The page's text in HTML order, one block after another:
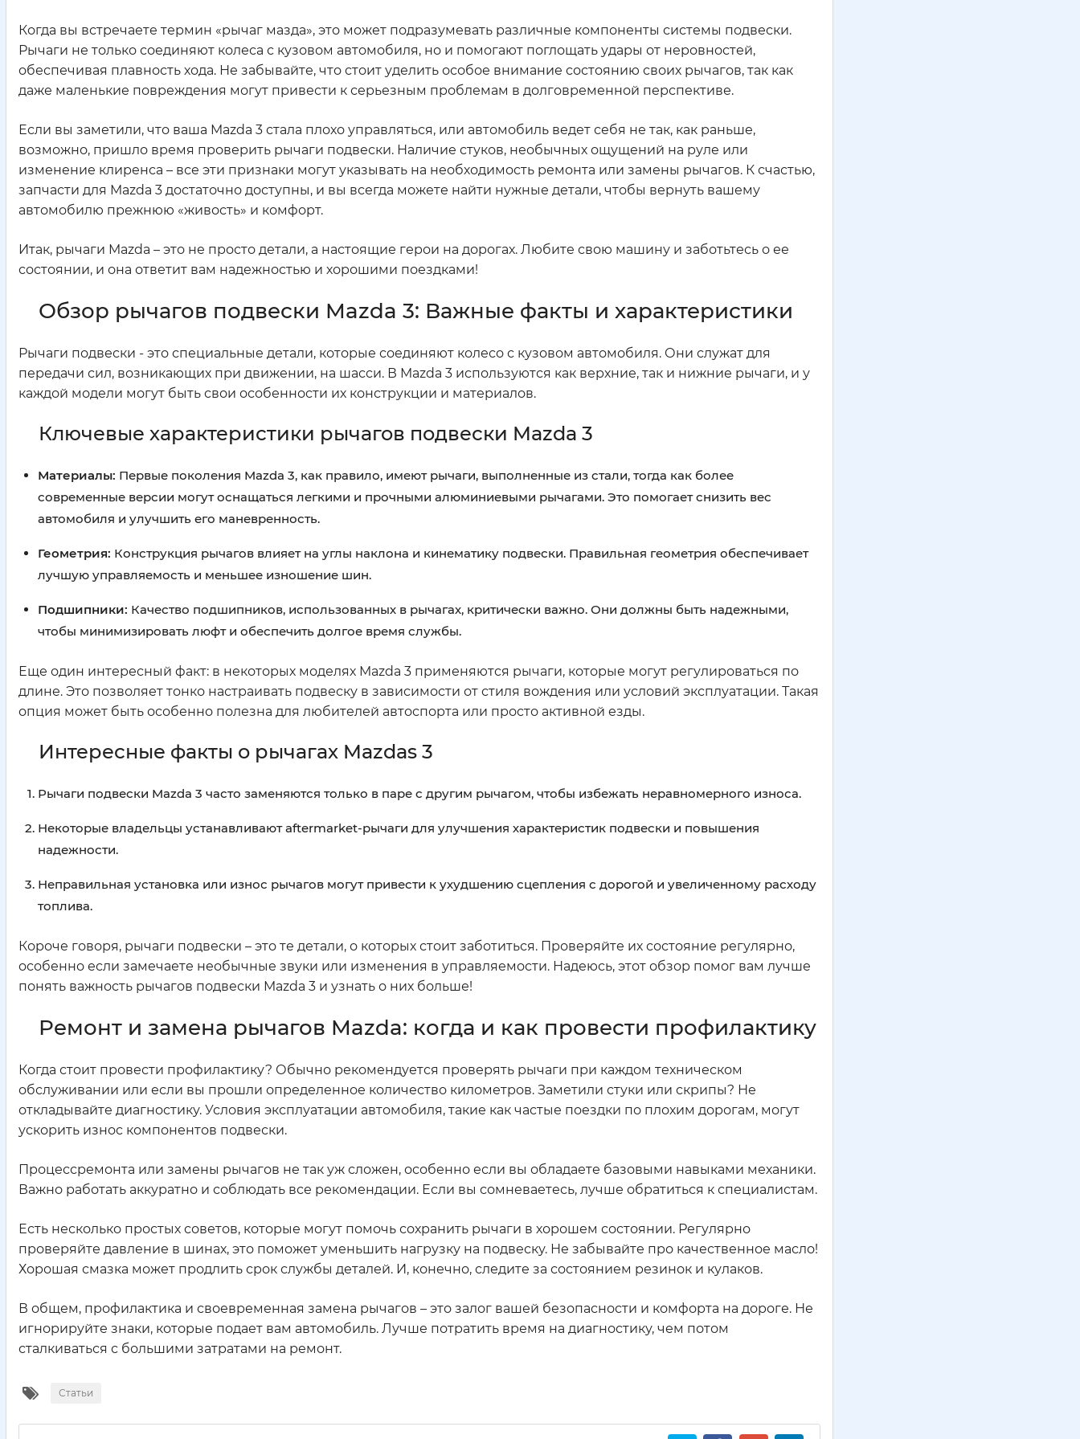
Когда вы встречаете термин «рычаг мазда», это может подразумевать различные компоненты системы подвески.
Рычаги не только соединяют колеса с кузовом автомобиля, но и помогают поглощать удары от неровностей,
обеспечивая плавность хода. Не забывайте, что стоит уделить особое внимание состоянию своих рычагов, так как
даже маленькие повреждения могут привести к серьезным проблемам в долговременной перспективе.
Если вы заметили, что ваша Mazda 3 стала плохо управляться, или автомобиль ведет себя не так, как раньше,
возможно, пришло время проверить рычаги подвески. Наличие стуков, необычных ощущений на руле или
изменение клиренса – все эти признаки могут указывать на необходимость ремонта или замены рычагов. К счастью,
запчасти для Mazda 3 достаточно доступны, и вы всегда можете найти нужные детали, чтобы вернуть вашему
автомобилю прежнюю «живость» и комфорт.
Итак, рычаги Mazda – это не просто детали, а настоящие герои на дорогах. Любите свою машину и заботьтесь о ее
состоянии, и она ответит вам надежностью и хорошими поездками!
Обзор рычагов подвески Mazda 3: Важные факты и характеристики
Рычаги подвески - это специальные детали, которые соединяют колесо с кузовом автомобиля. Они служат для
передачи сил, возникающих при движении, на шасси. В Mazda 3 используются как верхние, так и нижние рычаги, и у
каждой модели могут быть свои особенности их конструкции и материалов.
Ключевые характеристики рычагов подвески Mazda 3
Материалы: Первые поколения Mazda 3, как правило, имеют рычаги, выполненные из стали, тогда как более
современные версии могут оснащаться легкими и прочными алюминиевыми рычагами. Это помогает снизить вес
автомобиля и улучшить его маневренность.
Геометрия: Конструкция рычагов влияет на углы наклона и кинематику подвески. Правильная геометрия обеспечивает
лучшую управляемость и меньшее изношение шин.
Подшипники: Качество подшипников, использованных в рычагах, критически важно. Они должны быть надежными,
чтобы минимизировать люфт и обеспечить долгое время службы.
Еще один интересный факт: в некоторых моделях Mazda 3 применяются рычаги, которые могут регулироваться по
длине. Это позволяет тонко настраивать подвеску в зависимости от стиля вождения или условий эксплуатации. Такая
опция может быть особенно полезна для любителей автоспорта или просто активной езды.
Интересные факты о рычагах Mazdas 3
Рычаги подвески Mazda 3 часто заменяются только в паре с другим рычагом, чтобы избежать неравномерного износа.
Некоторые владельцы устанавливают aftermarket-рычаги для улучшения характеристик подвески и повышения
надежности.
Неправильная установка или износ рычагов могут привести к ухудшению сцепления с дорогой и увеличенному расходу
топлива.
Короче говоря, рычаги подвески – это те детали, о которых стоит заботиться. Проверяйте их состояние регулярно,
особенно если замечаете необычные звуки или изменения в управляемости. Надеюсь, этот обзор помог вам лучше
понять важность рычагов подвески Mazda 3 и узнать о них больше!
Ремонт и замена рычагов Mazda: когда и как провести профилактику
Когда стоит провести профилактику? Обычно рекомендуется проверять рычаги при каждом техническом
обслуживании или если вы прошли определенное количество километров. Заметили стуки или скрипы? Не
откладывайте диагностику. Условия эксплуатации автомобиля, такие как частые поездки по плохим дорогам, могут
ускорить износ компонентов подвески.
Процессремонта или замены рычагов не так уж сложен, особенно если вы обладаете базовыми навыками механики.
Важно работать аккуратно и соблюдать все рекомендации. Если вы сомневаетесь, лучше обратиться к специалистам.
Есть несколько простых советов, которые могут помочь сохранить рычаги в хорошем состоянии. Регулярно
проверяйте давление в шинах, это поможет уменьшить нагрузку на подвеску. Не забывайте про качественное масло!
Хорошая смазка может продлить срок службы деталей. И, конечно, следите за состоянием резинок и кулаков.
В общем, профилактика и своевременная замена рычагов – это залог вашей безопасности и комфорта на дороге. Не
игнорируйте знаки, которые подает вам автомобиль. Лучше потратить время на диагностику, чем потом
сталкиваться с большими затратами на ремонт.
Статьи